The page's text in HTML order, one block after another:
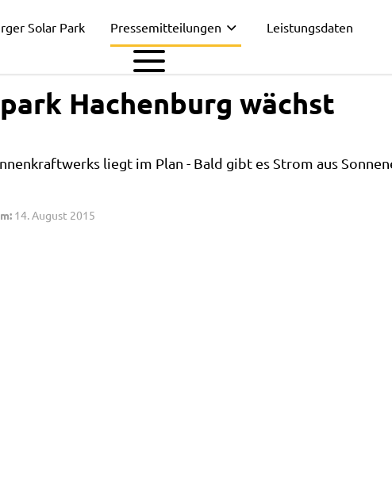
Solar Park Pressemitteilungen Leistungsdaten
wächst
Hachenburg wächst
liegt im Plan - Bald gibt es Strom aus
14. August 2015